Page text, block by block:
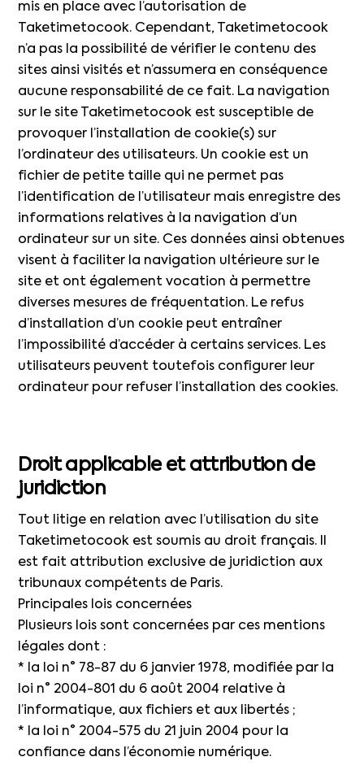
mis en place avec l’autorisation de
Taketimetocook. Cependant, Taketimetocook
n’a pas la possibilité de vérifier le contenu des
sites ainsi visités et n’assumera en conséquence
aucune responsabilité de ce fait. La navigation
sur le site Taketimetocook est susceptible de
provoquer l’installation de cookie(s) sur
l’ordinateur des utilisateurs. Un cookie est un
fichier de petite taille qui ne permet pas
l’identification de l’utilisateur mais enregistre des
informations relatives à la navigation d’un
ordinateur sur un site. Ces données ainsi obtenues
visent à faciliter la navigation ultérieure sur le
site et ont également vocation à permettre
diverses mesures de fréquentation. Le refus
d’installation d’un cookie peut entraîner
l’impossibilité d’accéder à certains services. Les
utilisateurs peuvent toutefois configurer leur
ordinateur pour refuser l’installation des cookies.
Droit applicable et attribution de
juridiction
Tout litige en relation avec l’utilisation du site
Taketimetocook est soumis au droit français. Il
est fait attribution exclusive de juridiction aux
tribunaux compétents de Paris.
Principales lois concernées
Plusieurs lois sont concernées par ces mentions
légales dont :
* la loi n° 78-87 du 6 janvier 1978, modifiée par la
loi n° 2004-801 du 6 août 2004 relative à
l’informatique, aux fichiers et aux libertés ;
* la loi n° 2004-575 du 21 juin 2004 pour la
confiance dans l’économie numérique.